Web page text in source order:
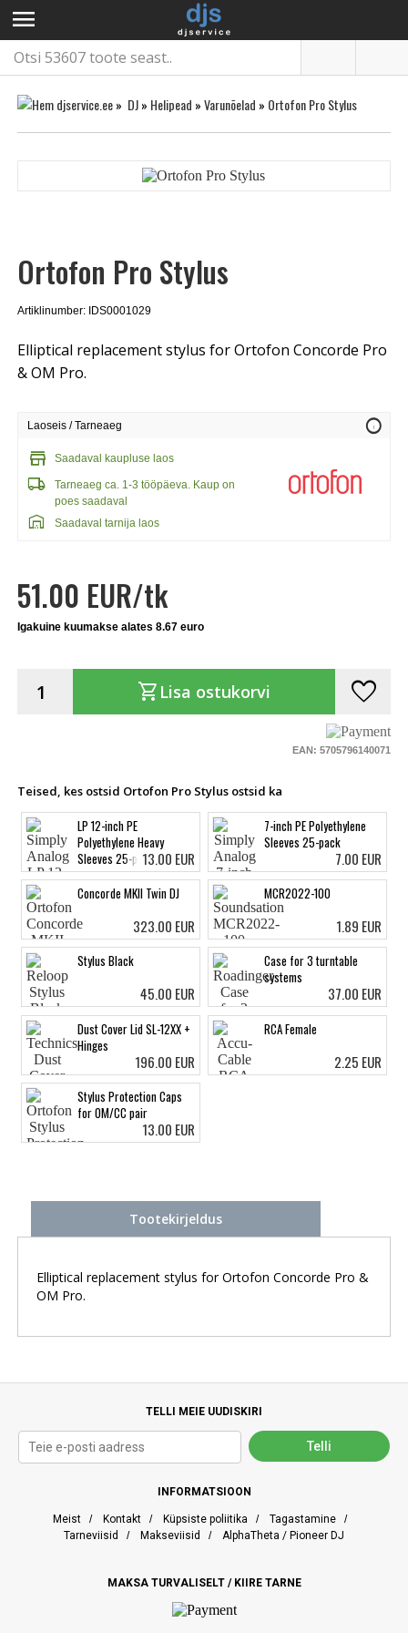
menu
» DJ» Helipead »Varunõelad » Ortofon Pro Stylus
Ortofon Pro Stylus
Artiklinumber: IDS0001029
Elliptical replacement stylus for Ortofon Concorde Pro
& OM Pro.
Laoseis / Tarneaeg info
store Saadaval kaupluse laos
local_shipping
Tarneaeg ca. 1-3 tööpäeva. Kaup on
poes saadaval
warehouse Saadaval tarnija laos
51.00 EUR/tk
Igakuine kuumakse alates 8.67 euro
shopping_cart Lisa ostukorvi favorite
EAN: 5705796140071
Teised, kes ostsid Ortofon Pro Stylus ostsid ka
LP 12-inch PE
Polyethylene Heavy
Sleeves 25-pack13.00 EUR
7-inch PE Polyethylene
Sleeves 25-pack
7.00 EUR
Concorde MKII Twin DJ
323.00 EUR
MCR2022-100
1.89 EUR
Stylus Black
45.00 EUR
Case for 3 turntable
systems
37.00 EUR
Dust Cover Lid SL-12XX +
Hinges
196.00 EUR
RCA Female
2.25 EUR
Stylus Protection Caps
for OM/CC pair
13.00 EUR
Tootekirjeldus
Elliptical replacement stylus for Ortofon Concorde Pro &
OM Pro.
TELLI MEIE UUDISKIRI
INFORMATSIOON
Meist / Kontakt / Küpsiste poliitika / Tagastamine /
Tarneviisid
/ Makseviisid / AlphaTheta / Pioneer DJ
MAKSA TURVALISELT / KIIRE TARNE